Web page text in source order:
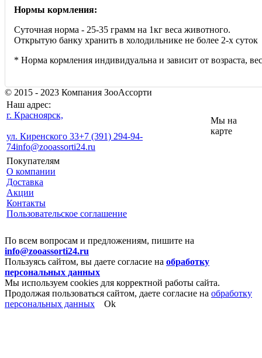
Нормы кормления:
Суточная норма - 25-35 грамм на 1кг веса животного.
Открытую банку хранить в холодильнике не более 2-х суток
* Норма кормления индивидуальна и зависит от возраста,
© 2015 - 2023 Компания ЗооАссорти
Наш адрес:
г. Красноярск,
ул. Киренского 33+7 (391) 294-94-
74info@zooassorti24.ru
Мы на
карте
Покупателям
О компании
Доставка
Акции
Контакты
Пользовательское соглашение
По всем вопросам и предложениям, пишите на
info@zooassorti24.ru
Пользуясь сайтом, вы даете согласие на обработку
персональных данных
Мы используем cookies для корректной работы сайта.
Продолжая пользоваться сайтом, даете согласие на обработку
персональных данных
Ok